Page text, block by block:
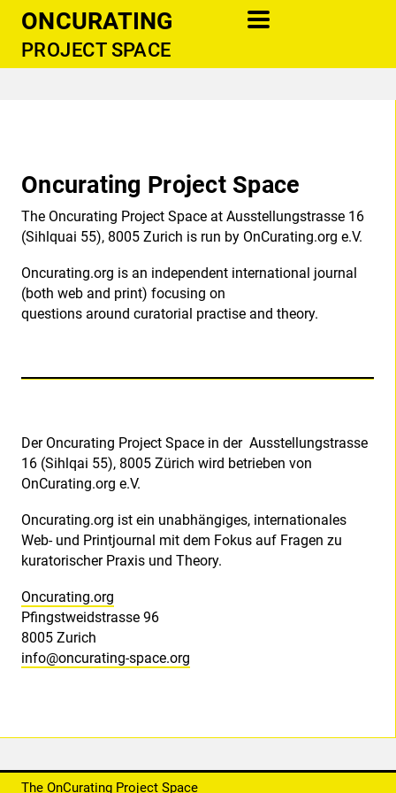
ONCURATING
PROJECT SPACE
support
contact
publications
donate
Oncurating Project Space
The Oncurating Project Space at Ausstellungstrasse 16
(Sihlquai 55), 8005 Zurich is run by OnCurating.org e.V.
Oncurating.org is an independent international journal
(both web and print) focusing on
questions around curatorial practise and theory.
Der Oncurating Project Space in der Ausstellungstrasse
16 (Sihlqai 55), 8005 Zürich wird betrieben von
OnCurating.org e.V.
Oncurating.org ist ein unabhängiges, internationales
Web- und Printjournal mit dem Fokus auf Fragen zu
kuratorischer Praxis und Theory.
Oncurating.org
Pfingstweidstrasse 96
8005 Zurich
info@oncurating-space.org
The OnCurating Project Space